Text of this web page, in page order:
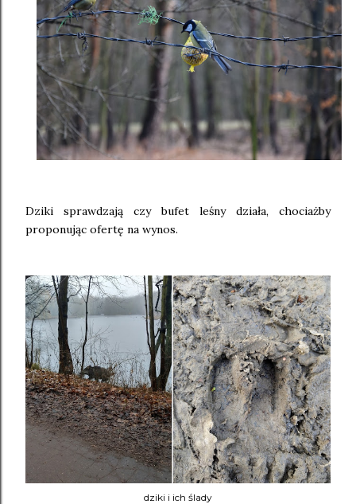
Dziki sprawdzają czy bufet leśny działa, chociażby
proponując ofertę na wynos.
dziki i ich ślady